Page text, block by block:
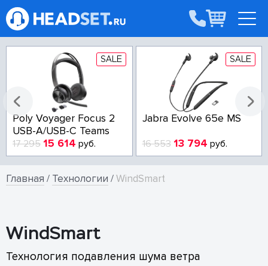
SALE
Poly Voyager Focus 2
USB-A/USB-C Teams
17 295 15 614 руб.
SALE
Jabra Evolve 65e MS
16 553 13 794 руб.
Главная / Технологии /WindSmart
WindSmart
Технология подавления шума ветра